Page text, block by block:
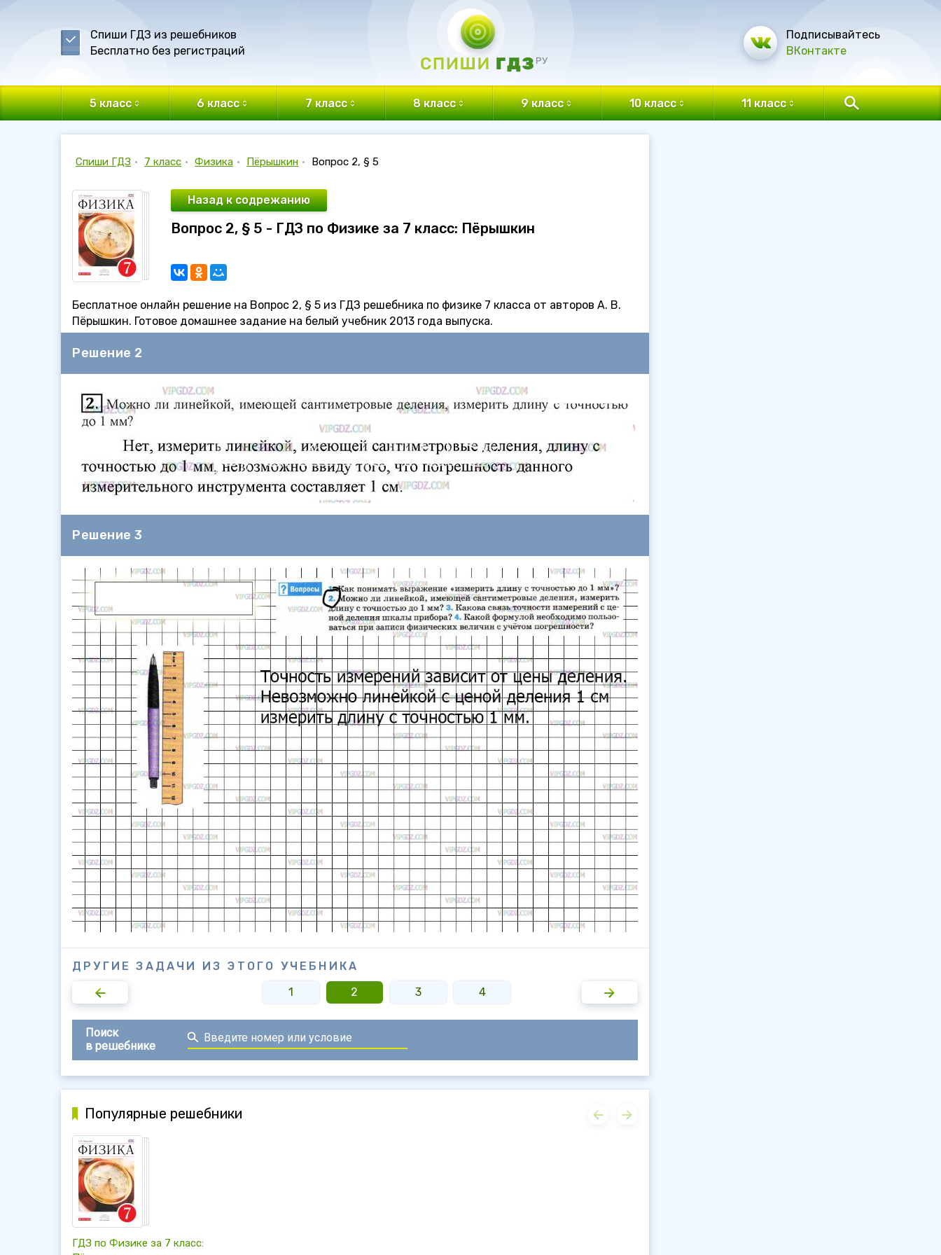
Спиши ГДЗ из решебников
Бесплатно без регистраций
Подписывайтесь
ВКонтакте
5 класс 6 класс 7 класс 8 класс 9 класс 10 класс 11 класс
Спиши ГДЗ • 7 класс • Физика • Пёрышкин • Вопрос 2, § 5
Назад к содрежанию
Вопрос 2, § 5 - ГДЗ по Физике за 7 класс: Пёрышкин
Бесплатное онлайн решение на Вопрос 2, § 5 из ГДЗ решебника по физике 7 класса от авторов А. В.
Пёрышкин. Готовое домашнее задание на белый учебник 2013 года выпуска.
Решение 2
Решение 3
ДРУГИЕ ЗАДАЧИ ИЗ ЭТОГО УЧЕБНИКА
1
2 3 4
Поиск
в решебнике
Популярные решебники
ГДЗ по Физике за 7 класс: